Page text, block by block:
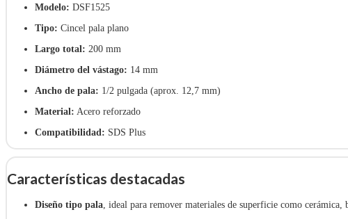
Modelo: DSF1525
Tipo: Cincel pala plano
Largo total: 200 mm
Diámetro del vástago: 14 mm
Ancho de pala: 1/2 pulgada (aprox. 12,7 mm)
Material: Acero reforzado
Compatibilidad: SDS Plus
Características destacadas
Diseño tipo pala , ideal para remover materiales de superficie como cerámica,